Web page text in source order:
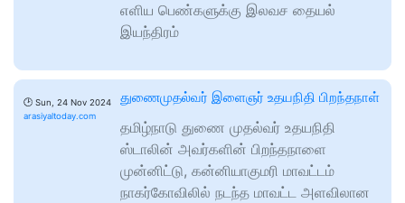
எளிய பெண்களுக்கு இலவச தையல்
இயந்திரம்
🕑 Sun, 24 Nov 2024
arasiyaltoday.com
துணைமுதல்வர் இளைஞர் உதயநிதி பிறந்தநாள்
தமிழ்நாடு துணை முதல்வர் உதயநிதி
ஸ்டாலின் அவர்களின் பிறந்தநாளை
முன்னிட்டு, கன்னியாகுமரி மாவட்டம்
நாகர்கோவிலில் நடந்த மாவட்ட அளவிலான